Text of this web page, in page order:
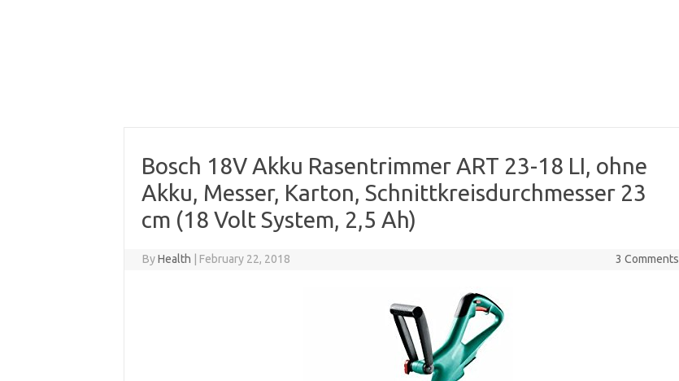
Bosch 18V Akku Rasentrimmer ART 23-18 LI, ohne
Akku, Messer, Karton, Schnittkreisdurchmesser 23
cm (18 Volt System, 2,5 Ah)
ByHealth February 22, 2018 3 Comments